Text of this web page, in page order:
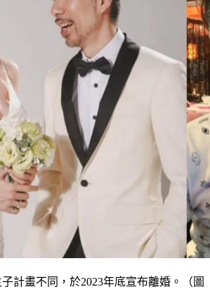
計畫不同，於2023年底宣布離婚。（圖